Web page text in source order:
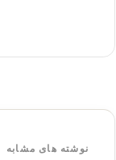
نوشته های مشابه